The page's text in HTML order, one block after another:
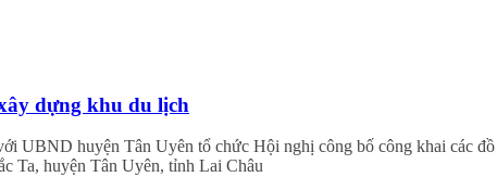
dựng khu du lịch
UBND huyện Tân Uyên tổ chức Hội nghị công bố công khai các
Ta, huyện Tân Uyên, tỉnh Lai Châu